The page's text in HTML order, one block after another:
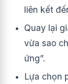
liên kết
Quay lại
vừa sao
ứng”.
Lựa chọn